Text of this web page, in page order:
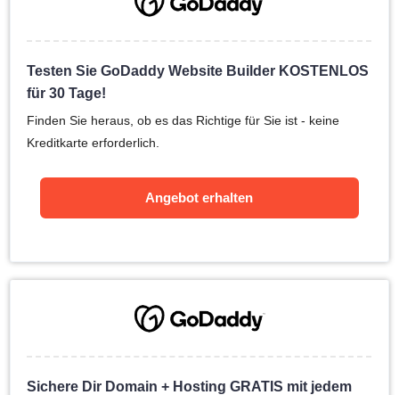
Testen Sie GoDaddy Website Builder KOSTENLOS
für 30 Tage!
Finden Sie heraus, ob es das Richtige für Sie ist - keine
Kreditkarte erforderlich.
Angebot erhalten
Sichere Dir Domain + Hosting GRATIS mit jedem